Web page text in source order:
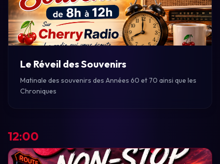
Le Réveil des Souvenirs
Matinale des souvenirs des Années 60 et 70 ainsi que les
Chroniques
12:00